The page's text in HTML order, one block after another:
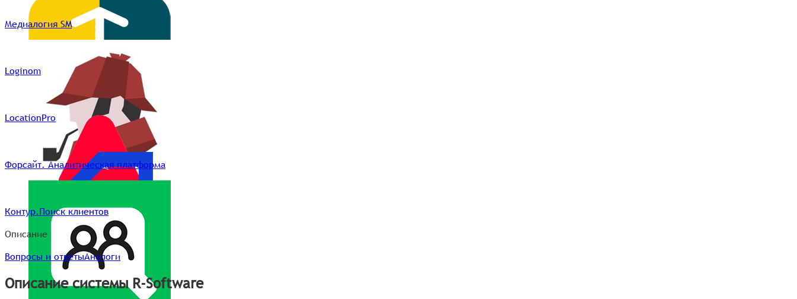
Медиалогия SM
Loginom
LocationPro
Форсайт. Аналитическая платформа
Контур.Поиск клиентов
Описание
Вопросы и ответыАналоги
Описание системы R-Software